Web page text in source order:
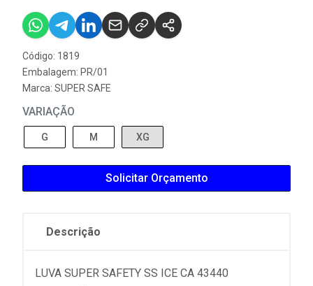
Código: 1819
Embalagem: PR/01
Marca: SUPER SAFE
VARIAÇÃO
G M XG
Solicitar Orçamento
Descrição
LUVA SUPER SAFETY SS ICE CA 43440